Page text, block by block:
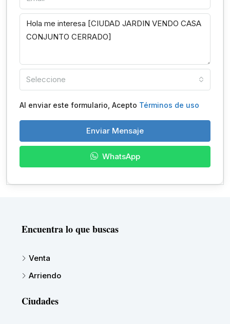
Seleccione
Al enviar este formulario, Acepto Términos de uso
Enviar Mensaje
WhatsApp
Encuentra lo que buscas
Venta
Arriendo
Ciudades